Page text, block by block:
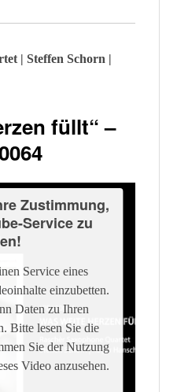
Platform
| Steffen Schorn |
füllt“ –
Zustimmung,
Service zu
Service eines
einzubetten.
Daten zu Ihren
Bitte lesen Sie die
Sie der Nutzung
Video anzusehen.